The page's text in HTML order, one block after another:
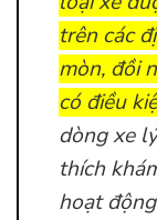
trên các
mòn, đồi
có điều
dòng xe
thích
hoạt